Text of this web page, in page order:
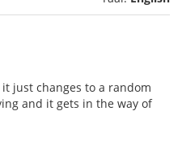
just changes to a random
and it gets in the way of